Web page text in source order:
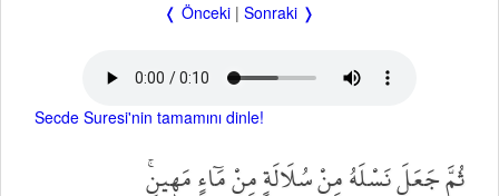
❬ Önceki | Sonraki ❭
Secde Suresi'nin tamamını dinle!
ثُمَّ جَعَلَ نَسْلَهُ مِنْ سُلَالَةٍ مِنْ مَٓاءٍ مَه۪ينٍۚ